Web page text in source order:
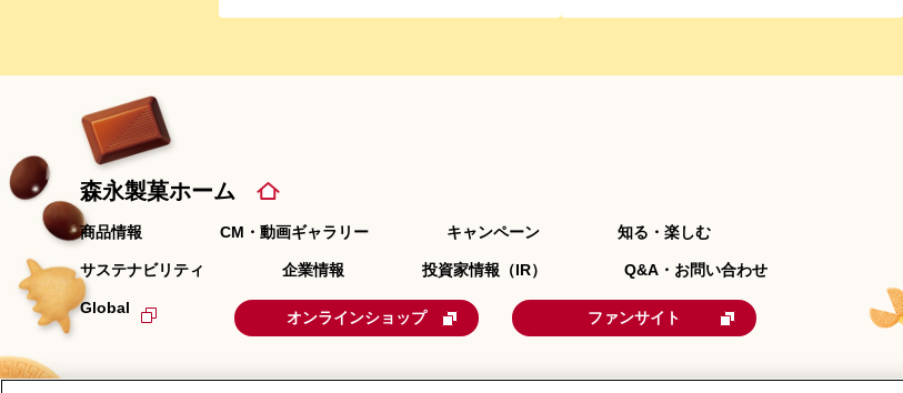
森永製菓ホーム
商品情報 CM・動画ギャラリー キャンペーン 知る・楽しむ
サステナビリティ 企業情報 投資家情報（IR） Q&A・お問い合わせ
Global
オンラインショップ ファンサイト